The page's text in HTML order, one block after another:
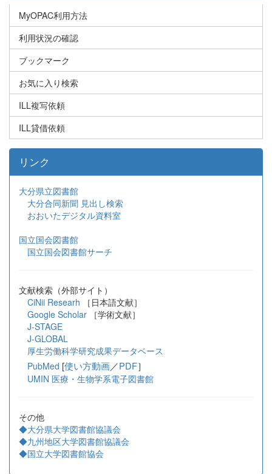
MyOPAC利用方法
利用状況の確認
ブックマーク
お気に入り検索
ILL複写依頼
ILL貸借依頼
リンク
大分県立図書館
大分合同新聞 見出し検索
おおいたデジタル資料室
国立国会図書館
国立国会図書館サーチ
文献検索（外部サイト）
CiNii Researh ［日本語文献］
Google Scholar
［学術文献］
J-STAGE
J-GLOBAL
厚生労働科学研究成果データベース
PubMed [使い方動画／PDF］
UMIN 医療・生物学系電子図書館
その他
◆大分県大学図書館協議会
◆九州地区大学図書館協議会
◆国立大学図書館協会